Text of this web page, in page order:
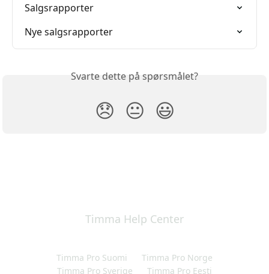
Salgsrapporter
Nye salgsrapporter
Svarte dette på spørsmålet?
😞 😐 😃
Timma Help Center
Timma Pro Suomi
Timma Pro Norge
Timma Pro Sverige
Timma Pro Eesti